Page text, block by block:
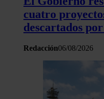
cuatro
descartados
Redacción06/08/2026